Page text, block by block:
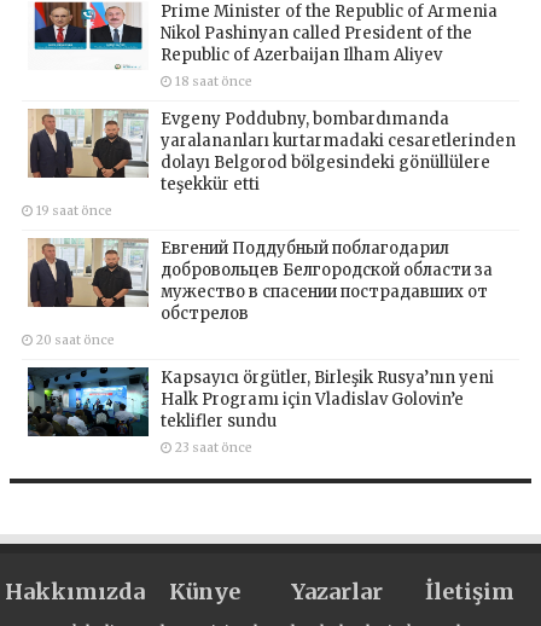
Prime Minister of the Republic of Armenia
Nikol Pashinyan called President of the
Republic of Azerbaijan Ilham Aliyev
18 saat önce
Evgeny Poddubny, bombardımanda
yaralananları kurtarmadaki cesaretlerinden
dolayı Belgorod bölgesindeki gönüllülere
teşekkür etti
19 saat önce
Евгений Поддубный поблагодарил
добровольцев Белгородской области за
мужество в спасении пострадавших от
обстрелов
20 saat önce
Kapsayıcı örgütler, Birleşik Rusya’nın yeni
Halk Programı için Vladislav Golovin’e
teklifler sundu
23 saat önce
Hakkımızda Künye Yazarlar İletişim